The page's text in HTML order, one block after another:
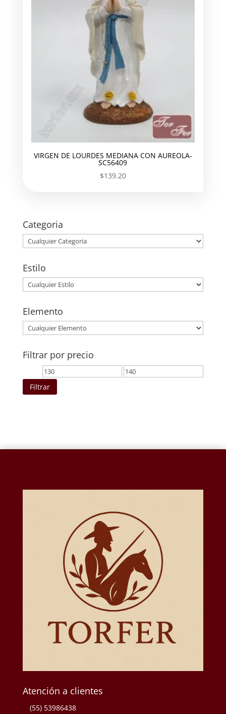
VIRGEN DE LOURDES MEDIANA CON AUREOLA-
SC56409
$139.20
Categoria
Estilo
Elemento
Filtrar por precio
Precio
mínimo
Precio
Filtrar
Atención a clientes
(55) 53986438